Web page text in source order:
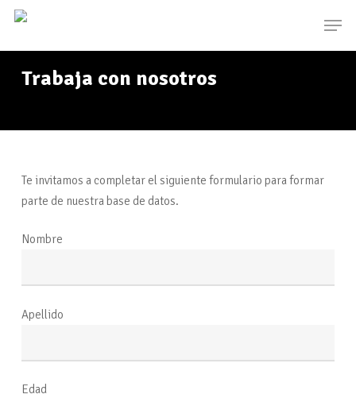
Skip
main
contentTrabaja con nosotros
Te invitamos a completar el siguiente formulario para formar
parte de nuestra base de datos.
Nombre
Apellido
Edad